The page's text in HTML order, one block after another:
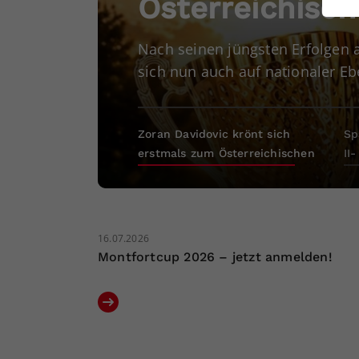
Nach seinen jüngsten Erfolgen
sich nun auch auf nationaler
Zoran Davidovic krönt sich
erstmals zum Österreichischen
II-
16.07.2026
Montfortcup 2026 – jetzt anmelden!